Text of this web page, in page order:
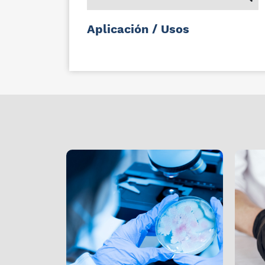
Aplicación / Usos